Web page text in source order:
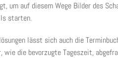
um auf diesem Wege Bilder des
starten.
lässt sich auch die
wie die bevorzugte Tageszeit,